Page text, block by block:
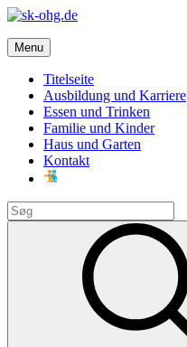
Skip
content
sk-ohg.de
Die besten Neuigkeiten
Menu
Titelseite
Ausbildung und Karriere
Essen und Trinken
Familie und Kinder
Haus und Garten
Kontakt
Search
for: